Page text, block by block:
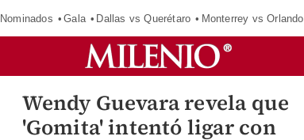
Nominados Gala Dallas vs Querétaro Monterrey vs Orlando
Wendy Guevara revela que
'Gomita' intentó ligar con